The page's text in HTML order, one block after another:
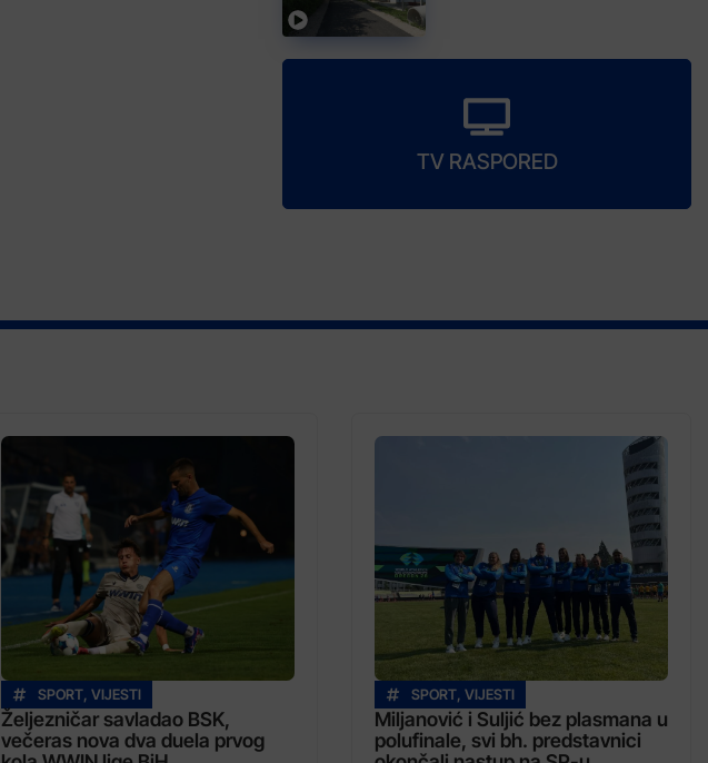
TV RASPORED
SPORT, VIJESTI
Željezničar savladao BSK,
večeras nova dva duela prvog
SPORT, VIJESTI
Miljanović i Suljić bez plasmana u
polufinale, svi bh. predstavnici